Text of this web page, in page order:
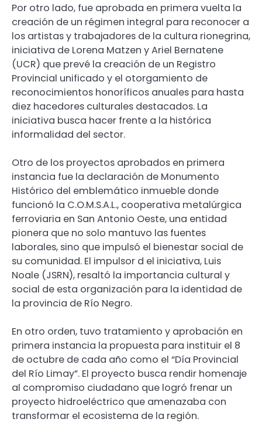
Por otro lado, fue aprobada en primera vuelta la
creación de un régimen integral para reconocer a
los artistas y trabajadores de la cultura rionegrina,
iniciativa de Lorena Matzen y Ariel Bernatene
(UCR) que prevé la creación de un Registro
Provincial unificado y el otorgamiento de
reconocimientos honoríficos anuales para hasta
diez hacedores culturales destacados. La
iniciativa busca hacer frente a la histórica
informalidad del sector.
Otro de los proyectos aprobados en primera
instancia fue la declaración de Monumento
Histórico del emblemático inmueble donde
funcionó la C.O.M.S.A.L., cooperativa metalúrgica
ferroviaria en San Antonio Oeste, una entidad
pionera que no solo mantuvo las fuentes
laborales, sino que impulsó el bienestar social de
su comunidad. El impulsor d el iniciativa, Luis
Noale (JSRN), resaltó la importancia cultural y
social de esta organización para la identidad de
la provincia de Río Negro.
En otro orden, tuvo tratamiento y aprobación en
primera instancia la propuesta para instituir el 8
de octubre de cada año como el “Día Provincial
del Río Limay”. El proyecto busca rendir homenaje
al compromiso ciudadano que logró frenar un
proyecto hidroeléctrico que amenazaba con
transformar el ecosistema de la región.